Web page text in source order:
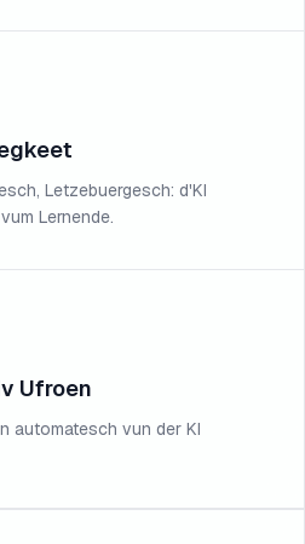
Letzebuergesch: d'KI
Lernende.
Ufroen
automatesch vun der KI